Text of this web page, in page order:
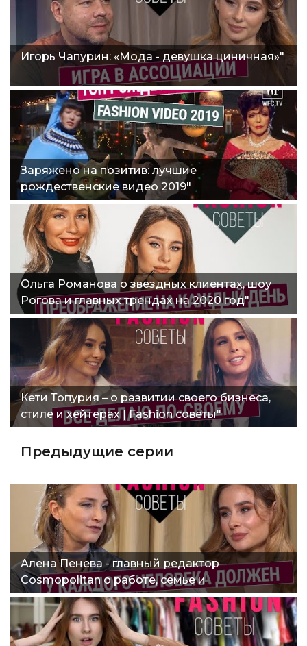
Игорь Чапурин: «Мода - девушка циничная»"
Заряжено на позитив: лучшие
рождественские видео 2019"
Ольга Романова о звездных клиентах, шоу
Рогова и главных трендах на 2020 год"
Кети Топурия – о развитии своего бизнеса,
стиле и хейтерах | Fashion советы"
Предыдущие серии
Алена Пенева - главный редактор
Cosmopolitan о работе, семье и
уникальности | Fashion советы"